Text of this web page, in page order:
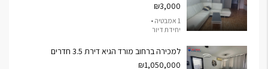
₪3,000
1 אמבטיה •
יחידת דיור
למכירה ברחוב מורד הגיא דירת 3.5 חדרים
₪1,050,000